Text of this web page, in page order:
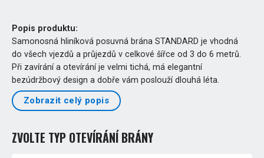
Popis produktu:
Samonosná hliníková posuvná brána STANDARD je vhodná
do všech vjezdů a průjezdů v celkové šířce od 3 do 6 metrů.
Při zavírání a otevírání je velmi tichá, má elegantní
bezúdržbový design a dobře vám poslouží dlouhá léta.
Zobrazit celý popis
ZVOLTE TYP OTEVÍRÁNÍ BRÁNY